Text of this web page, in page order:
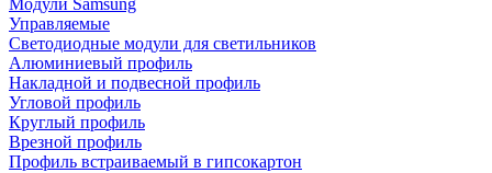
Модули Samsung
Управляемые
Светодиодные модули для светильников
Алюминиевый профиль
Накладной и подвесной профиль
Угловой профиль
Круглый профиль
Врезной профиль
Профиль встраиваемый в гипсокартон